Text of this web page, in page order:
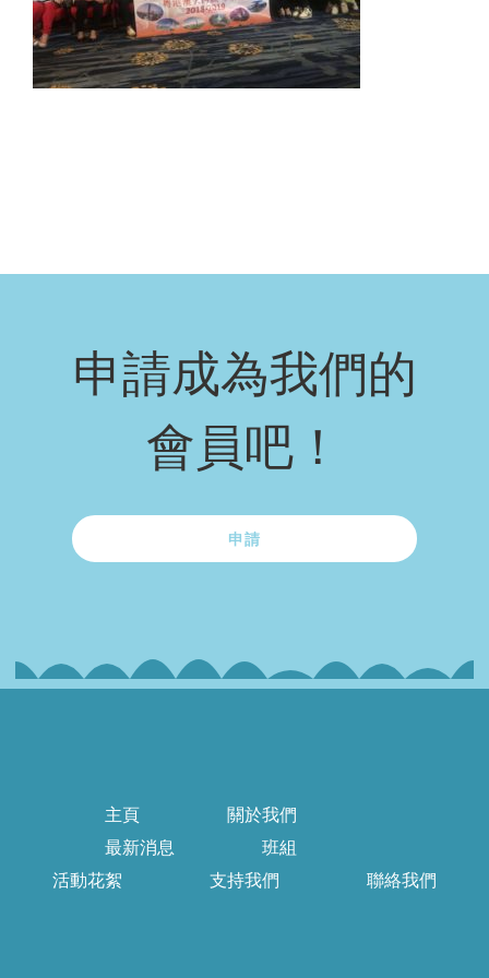
申請成為我們的
會員吧！
申請
主頁
關於我們
最新消息
班組
活動花絮
支持我們 聯絡我們